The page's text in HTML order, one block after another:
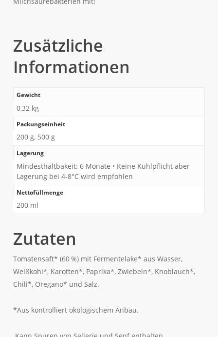
Zusätzliche
Informationen
Gewicht
0,32 kg
Packungseinheit
200 g, 500 g
Lagerung
Mindesthaltbakeit: 6 Monate • Keine Kühlpflicht aber
Lagerung bei 4-8°C wird empfohlen
Nettofüllmenge
200 ml
Zutaten
Tomatensaft* (60 %) mit Fermentelake* aus Wasser,
Weißkohl*, Karotten*, Paprika*, Zwiebeln*, Knoblauch*,
Chili*, Oregano* und Salz.
*Aus kontrolliert ökologischem Anbau.